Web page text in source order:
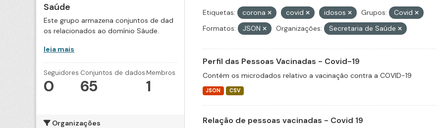
Saúde
Este grupo armazena conjuntos de dad
os relacionados ao domínio Sáude.
leia mais
Seguidores
0
Conjuntos de dados
65
Membros
1
Organizações
Etiquetas: corona covid idosos Grupos:
Covid
Formatos:
JSON Organizações: Secretaria de Saúde
Perfil das Pessoas Vacinadas - Covid-19
Contém os microdados relativo a vacinação contra a COVID-19
JSON CSV
Relação de pessoas vacinadas - Covid 19